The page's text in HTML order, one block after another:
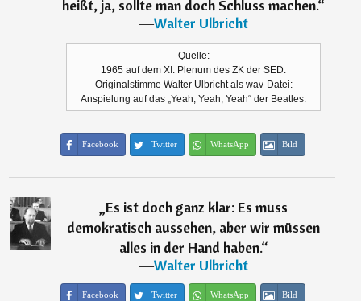
heißt, ja, sollte man doch Schluss machen.“
―Walter Ulbricht
Quelle:
1965 auf dem XI. Plenum des ZK der SED.
Originalstimme Walter Ulbricht als wav-Datei:
Anspielung auf das „Yeah, Yeah, Yeah“ der Beatles.
Facebook Twitter WhatsApp Bild
„Es ist doch ganz klar: Es muss
demokratisch aussehen, aber wir müssen
alles in der Hand haben.“
―Walter Ulbricht
Facebook Twitter WhatsApp Bild